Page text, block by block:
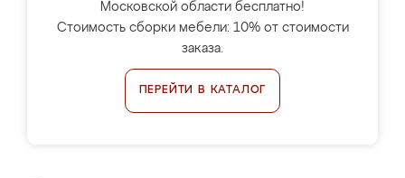
Московской области бесплатно!
Стоимость сборки мебели: 10% от стоимости
заказа.
ПЕРЕЙТИ В КАТАЛОГ